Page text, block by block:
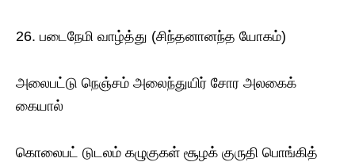
26. படைநேமி வாழ்த்து (சிந்தனானந்த யோகம்)
அலைபட்டு நெஞ்சம் அலைந்துயிர் சோர அலகைக்
கையால்
கொலைபட் டுடலம் கழுகுகள் சூழக் குருதி பொங்கித்